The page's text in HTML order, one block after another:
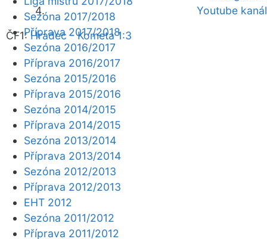
Youtube kanál
ČF1:Hradec - Kometa 1:3
Sezóna 2017/2018
Příprava 2017/2018
Sezóna 2016/2017
Příprava 2016/2017
Sezóna 2015/2016
Příprava 2015/2016
Sezóna 2014/2015
Příprava 2014/2015
Sezóna 2013/2014
Příprava 2013/2014
Sezóna 2012/2013
Příprava 2012/2013
EHT 2012
Sezóna 2011/2012
Příprava 2011/2012